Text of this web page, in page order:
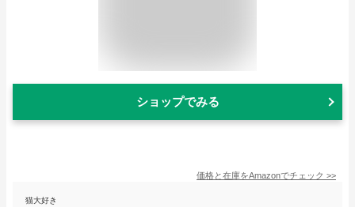
ショップでみる
価格と在庫をAmazonでチェック >>
猫大好き